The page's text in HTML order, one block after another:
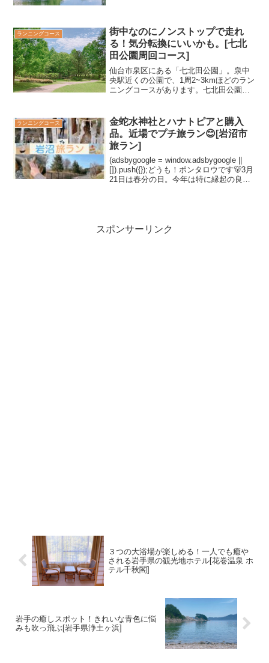
です！札幌駅から地下...
ランニングコース
街中なのにノンストップで走れ
る！気分転換にいいかも。[七北
田公園周回コース]
仙台市泉区にある「七北田公園」。泉中
央駅近くの公園で、1周2~3kmほどのラン
ニングコースがあります。七北田公園の
泉区にある公園です。公園の中には体育
館やホールが...
ランニングコース
金蛇水神社とハナトピアと購入
品。近場でプチ旅ラン😊[岩沼市
旅ラン]
(adsbygoogle = window.adsbygoogle ||
[]).push({});どうも！ポンタロウです🐻3月
21日は春分の日。今年は特に縁起の良い
スポンサーリンク
３つの大浴場が楽しめる！一人でも癒や
される岩手県の観光地ホテル[花巻温泉 ホ
テル千秋閣]
岩手の癒しスポット！きれいな青色に悩
みも吹っ飛ぶ[岩手県浄土ヶ浜]